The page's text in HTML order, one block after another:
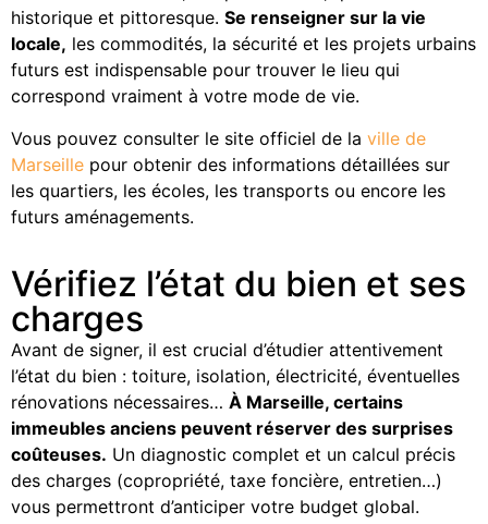
historique et pittoresque. Se renseigner sur la vie
locale, les commodités, la sécurité et les projets urbains
futurs est indispensable pour trouver le lieu qui
correspond vraiment à votre mode de vie.
Vous pouvez consulter le site officiel de la ville de
Marseille pour obtenir des informations détaillées sur
les quartiers, les écoles, les transports ou encore les
futurs aménagements.
Vérifiez l’état du bien et ses
charges
Avant de signer, il est crucial d’étudier attentivement
l’état du bien : toiture, isolation, électricité, éventuelles
rénovations nécessaires… À Marseille, certains
immeubles anciens peuvent réserver des surprises
coûteuses. Un diagnostic complet et un calcul précis
des charges (copropriété, taxe foncière, entretien…)
vous permettront d’anticiper votre budget global.